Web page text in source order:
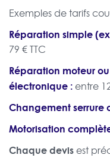
Exemples de tarifs
Réparation simple
79 € TTC
Réparation moteur
électronique : entre
Changement serrure
Motorisation
Chaque devis est